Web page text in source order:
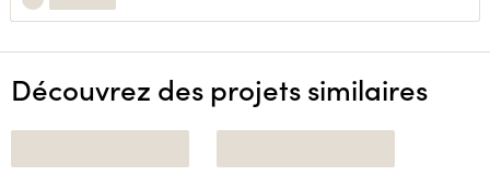
Découvrez des projets similaires